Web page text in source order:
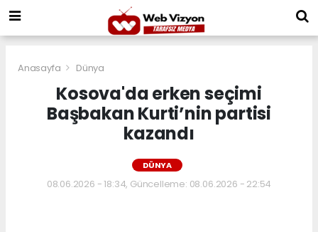
Anasayfa Dünya
Kosova'da erken seçimi
Başbakan Kurti’nin partisi
kazandı
DÜNYA
08.06.2026 - 18:34, Güncelleme: 08.06.2026 - 22:54